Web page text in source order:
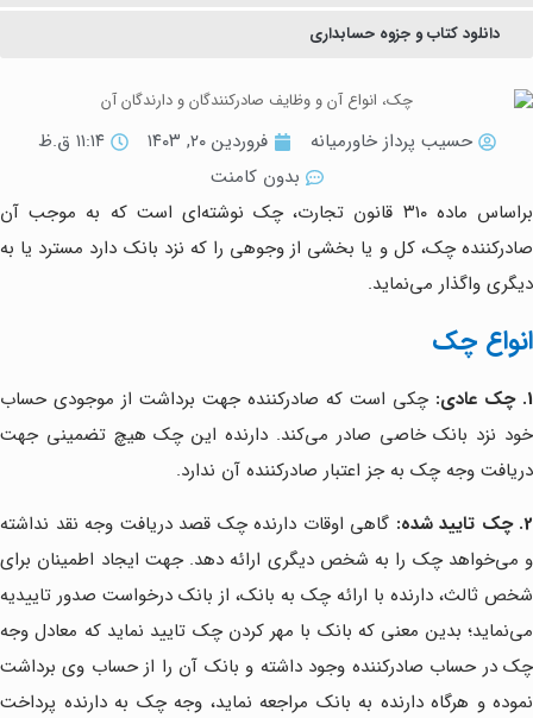
دانلود کتاب و جزوه حسابداری
حسیب پرداز خاورمیانه فروردین ۲۰, ۱۴۰۳
۱۱:۱۴ ق.ظ
بدون کامنت
براساس ماده ۳۱۰ قانون تجارت، چک نوشته‌ای است که به موجب آن
صادرکننده چک، کل و یا بخشی از وجوهی را که نزد بانک دارد مسترد یا به
دیگری واگذار می‌نماید.
انواع چک
1. چک عادی:
چکی است که صادرکننده جهت برداشت از موجودی حساب
خود نزد بانک خاصی صادر می‌کند. دارنده این چک هیچ تضمینی جهت
دریافت وجه چک به جز اعتبار صادرکننده آن ندارد.
2. چک تایید شده:
گاهی اوقات دارنده چک قصد دریافت وجه نقد نداشته
و می‌خواهد چک را به شخص دیگری ارائه دهد. جهت ایجاد اطمینان برای
شخص ثالث، دارنده با ارائه چک به بانک، از بانک درخواست صدور تاییدیه
می‌نماید؛ بدین معنی که بانک با مهر کردن چک تایید نماید که معادل وجه
چک در حساب صادرکننده وجود داشته و بانک آن را از حساب وی برداشت
نموده و هرگاه دارنده به بانک مراجعه نماید، وجه چک به دارنده پرداخت